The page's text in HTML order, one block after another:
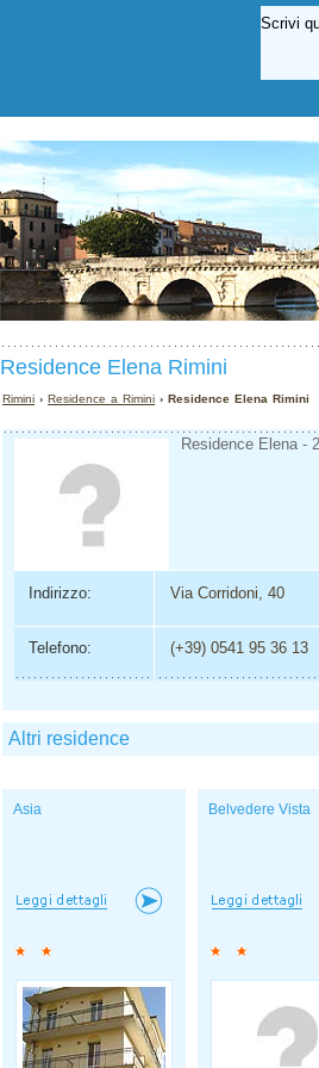
Residence Elena Rimini
Rimini ›Residence a Rimini › Residence Elena Rimini
Residence Elena -
Indirizzo: Via Corridoni, 40
Telefono: (+39) 0541 95 36 13
Altri residence
Asia Belvedere Vista